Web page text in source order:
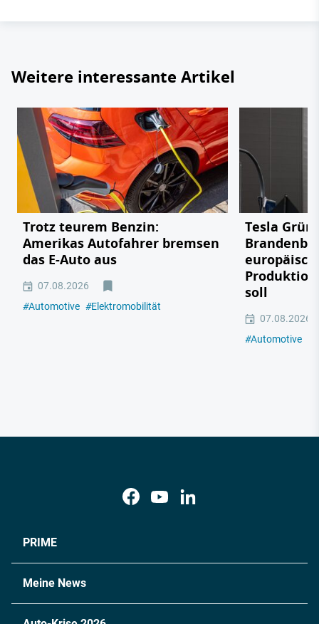
Weitere interessante Artikel
Trotz teurem Benzin:
Amerikas Autofahrer bremsen
das E-Auto aus
07.08.2026
#Automotive #Elektromobilität
Tesla
soll
07.08.2026
#Automotive
PRIME
Meine News